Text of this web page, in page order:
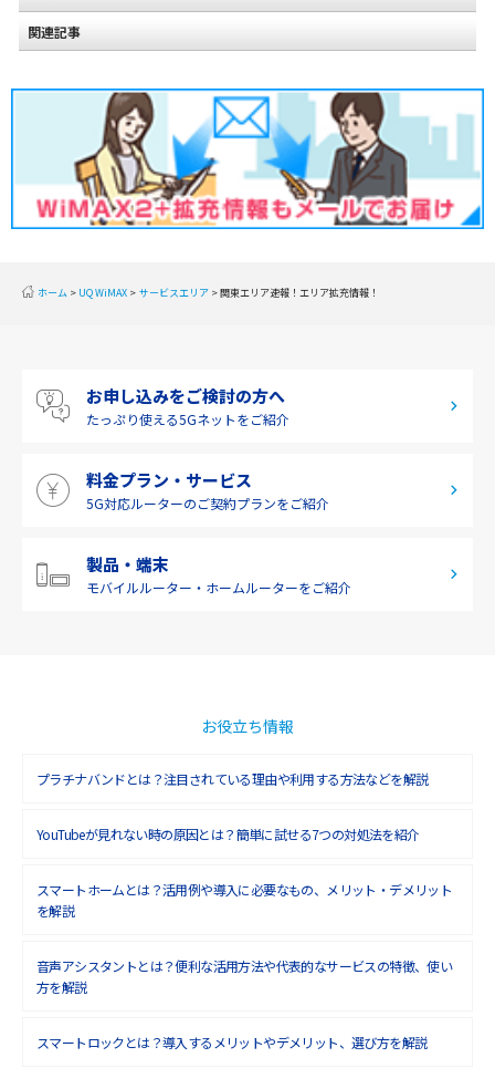
北海道
甲信越
北陸
九州・沖縄
関連記事
ホーム UQ WiMAX サービスエリア 関東エリア速報！エリア拡充情報！
お申し込みをご検討の方へ
たっぷり使える5Gネットをご紹介
料金プラン・サービス
5G対応ルーターのご契約プランをご紹介
製品・端末
モバイルルーター・ ホームルーターをご紹介
お役立ち情報
プラチナバンドとは？注目されている理由や利用する方法などを解説
YouTubeが見れない時の原因とは？簡単に試せる7つの対処法を紹介
スマートホームとは？活用例や導入に必要なもの、メリット・デメリット
を解説
音声アシスタントとは？便利な活用方法や代表的なサービスの特徴、使い
方を解説
スマートロックとは？導入するメリットやデメリット、選び方を解説